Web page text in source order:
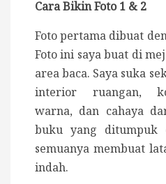
Cara Bikin Foto 1 & 2
Foto pertama dibuat
Foto ini saya buat di
area baca. Saya suka
interior ruangan,
warna, dan cahaya
buku yang
semuanya membuat
indah.